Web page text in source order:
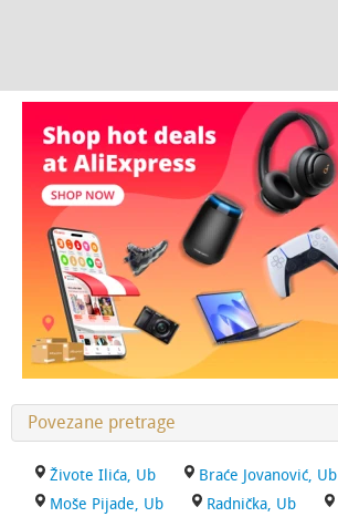
Povezane pretrage
Živote Ilića, Ub
Braće Jovanović, Ub
Moše Pijade, Ub
Radnička, Ub